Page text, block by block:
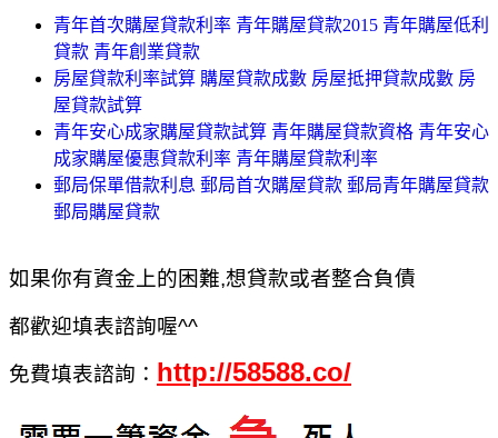
青年首次購屋貸款利率 青年購屋貸款2015 青年購屋低利
貸款 青年創業貸款
房屋貸款利率試算 購屋貸款成數 房屋抵押貸款成數 房
屋貸款試算
青年安心成家購屋貸款試算 青年購屋貸款資格 青年安心
成家購屋優惠貸款利率 青年購屋貸款利率
郵局保單借款利息 郵局首次購屋貸款 郵局青年購屋貸款
郵局購屋貸款
如果你有資金上的困難,想貸款或者整合負債
都歡迎填表諮詢喔^^
免費填表諮詢： http://58588.co/